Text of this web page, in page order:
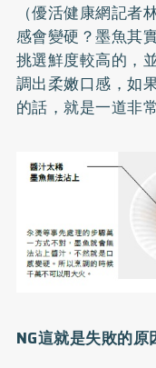
（優活健康網記者
感會變硬？墨魚其
挑選鮮度較高的，
調出柔嫩口感，如
的話，就是一道非
NG這就是失敗的原